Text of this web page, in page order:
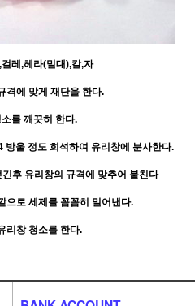
레,헤라(밀대),칼,자
격에 맞게 재단을 한다.
를 깨끗히 한다.
방울 정도 희석하여 유리창에 분사한다.
후 유리창의 규격에 맞추어 붙친다
으로 세제를 꼼꼼히 밀어낸다.
리창 청소를 한다.